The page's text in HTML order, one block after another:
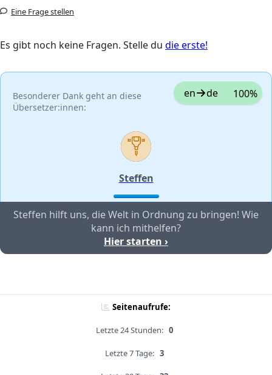
Eine Frage stellen
Es gibt noch keine Fragen. Stelle du die erste!
Besonderer Dank geht an diese
Übersetzer:innen:
en de 100%
Steffen
Steffen hilft uns, die Welt in Ordnung zu bringen! Wie
kann ich mithelfen?
Hier starten ›
Seitenaufrufe:
Letzte 24 Stunden: 0
Letzte 7 Tage: 3